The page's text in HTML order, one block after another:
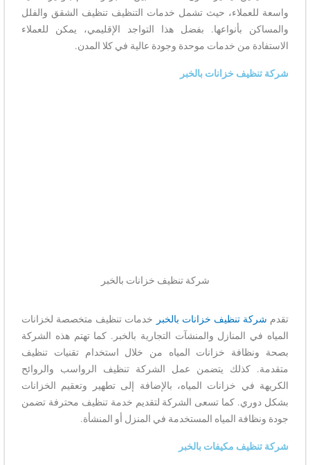
واسعة للعملاء، حيث تشمل خدمات التنظيف تنظيف الشقق والفلل
والمساكن بأنواعها. بفضل هذا التواجد الإقليمي، يمكن للعملاء
الاستفادة من خدمات موحدة وجودة عالية في كلا المدن.
شركة تنظيف خزانات بالخبر
شركة تنظيف خزانات بالخبر
تقدم شركة تنظيف خزانات بالخبر
خدمات تنظيف متخصصة لخزانات
المياه في المنازل والمنشآت التجارية بالخبر. كما تهتم هذه الشركة
بصحة ونظافة خزانات المياه من خلال استخدام تقنيات تنظيف
متقدمة. كذلك يتضمن عمل الشركة تنظيف الرواسب والروائح
الكريهة في خزانات المياه، بالإضافة إلى تطهير وتعقيم الخزانات
بشكل دوري. كما تسعى الشركة لتقديم خدمة تنظيف محترفة تضمن
جودة ونظافة المياه المستخدمة في المنزل أو المنشأة.
شركة تنظيف مكيفات بالخبر